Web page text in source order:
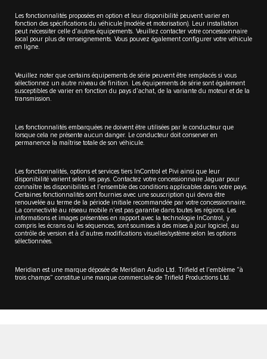
Les fonctionnalités proposées en option et leur disponibilité peuvent varier en
fonction des spécifications du véhicule (modèle et motorisation). Leur installation
peut nécessiter celle d’autres équipements. Veuillez contacter votre concessionnaire
local pour plus de renseignements. Vous pouvez également configurer votre véhicule
en ligne.
Veuillez noter que certains équipements de série peuvent être remplacés si vous
sélectionnez un autre niveau de finition. Les équipements de série sont également
susceptibles de varier en fonction du pays d’achat, de la variante du moteur et de la
transmission.
Les fonctionnalités embarquées ne doivent être utilisées par le conducteur que
lorsque cela ne présente aucun danger. Le conducteur doit conserver en
permanence la maîtrise totale de son véhicule.
Les fonctionnalités, options et services tiers InControl et Pivi ainsi que leur
disponibilité varient selon les pays. Contactez votre concessionnaire Jaguar pour
connaître les disponibilités et l’ensemble des conditions applicables dans votre pays.
Certaines fonctionnalités sont fournies avec une souscription qui devra être
renouvelée au terme de la période initiale recommandée par votre concessionnaire.
La connectivité au réseau mobile n’est pas garantie dans toutes les régions. Les
informations et images présentées en rapport avec la technologie InControl, y
compris les écrans ou les séquences, sont soumises à des mises à jour logiciel, au
contrôle de version et à d’autres modifications visuelles/système selon les options
sélectionnées.
Meridian est une marque déposée de Meridian Audio Ltd. Trifield et l’emblème “à
trois champs” constitue une marque commerciale de Trifield Productions Ltd.